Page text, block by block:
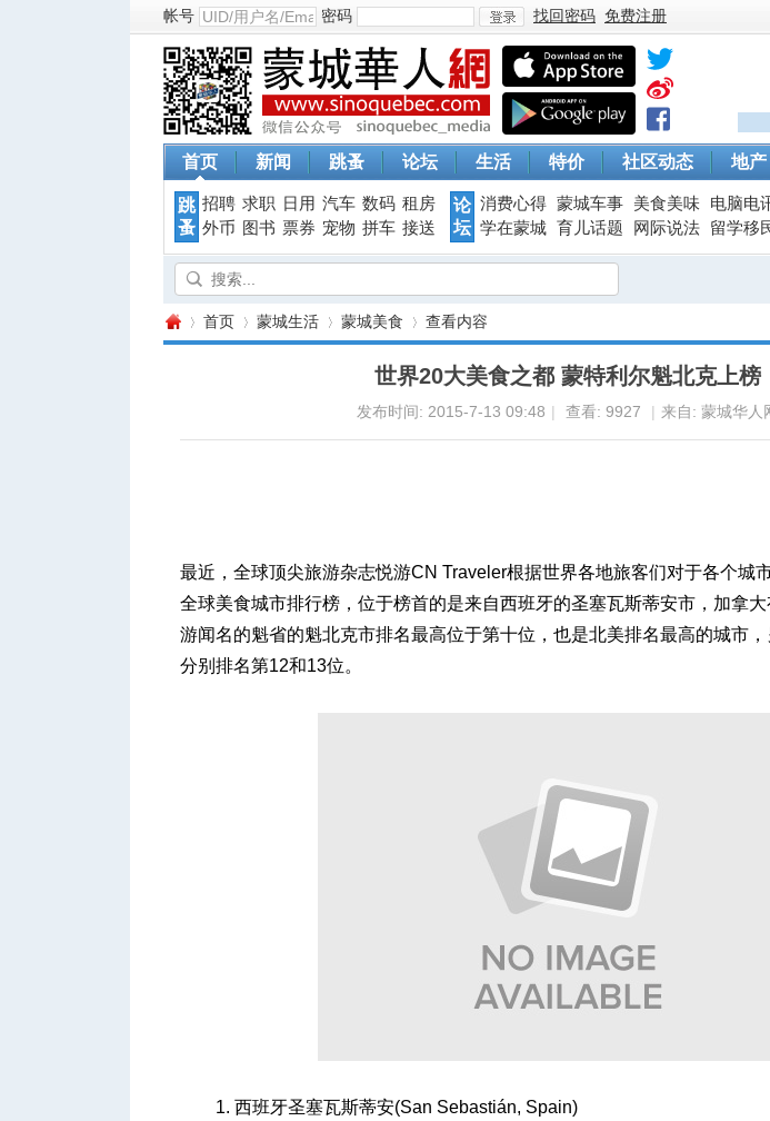
帐号 密码
登
录
找回密码 免费注册
首页 新闻 跳蚤 论坛 生活 特价 社区动态 地产
跳
蚤
招聘 求职 日用 汽车 数码 租房
外币
图书 票券 宠物 拼车 接送
论
坛
消费心得 蒙城车事 美食美味 电脑电
学在蒙城 育儿话题 网际说法 留学移
首页 蒙城生活 蒙城美食
›
查看内容
世界20大美食之都 蒙特利尔魁北克上榜
发布时间: 2015-7-13 09:48 | 查看: 9927 | 来自: 蒙城华人
最近，全球顶尖旅游杂志悦游CN Traveler根据世界各地旅客们对于各个城
全球美食城市排行榜，位于榜首的是来自西班牙的圣塞瓦斯蒂安市，加拿
游闻名的魁省的魁北克市排名最高位于第十位，也是北美排名最高的城市
分别排名第12和13位。
1. 西班牙圣塞瓦斯蒂安(San Sebastián, Spain)